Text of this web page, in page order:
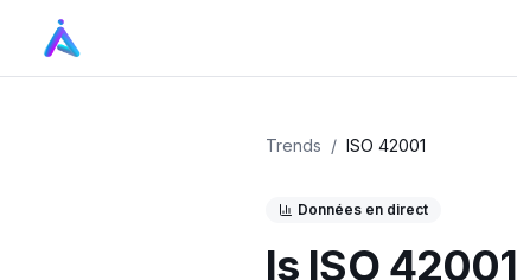
Trends / ISO 42001
Données en direct
Is ISO 42001